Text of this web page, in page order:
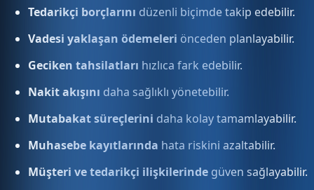
Tedarikçi borçlarını düzenli biçimde takip edebilir.
Vadesi yaklaşan ödemeleri önceden planlayabilir.
Geciken tahsilatları hızlıca fark edebilir.
Nakit akışını daha sağlıklı yönetebilir.
Mutabakat süreçlerini daha kolay tamamlayabilir.
Muhasebe kayıtlarında hata riskini azaltabilir.
Müşteri ve tedarikçi ilişkilerinde güven sağlayabilir.